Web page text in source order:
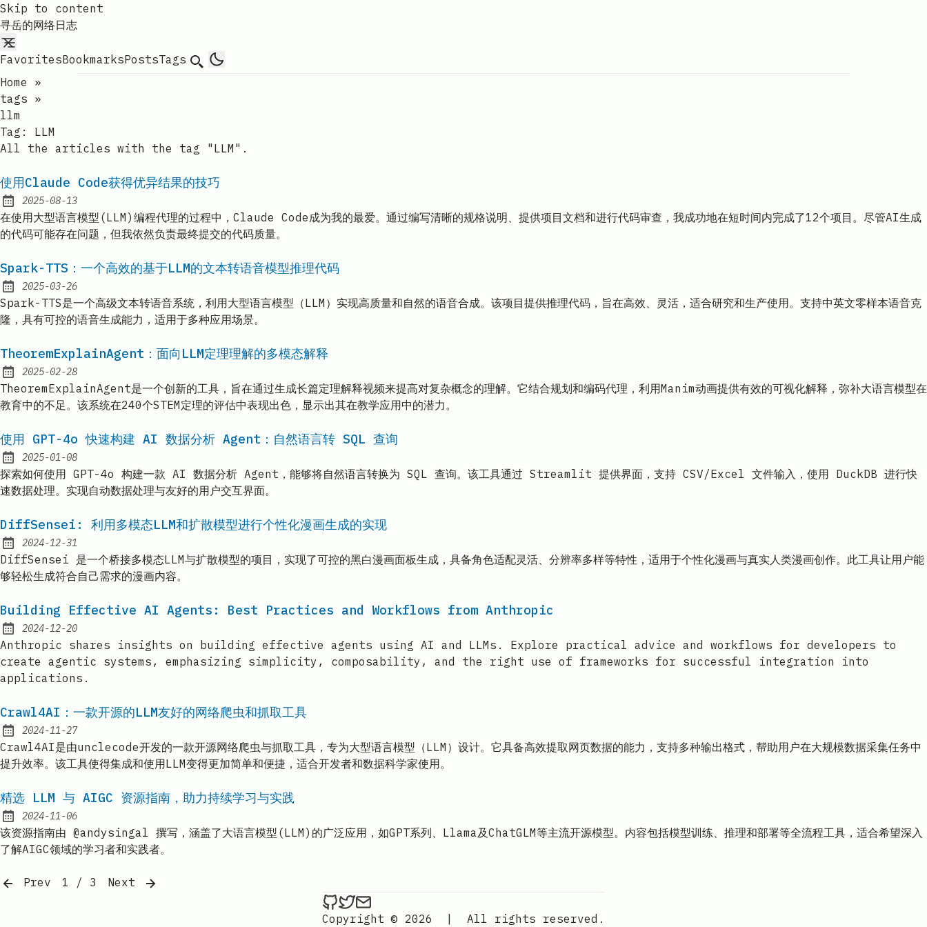
Skip to content
寻岳的网络日志
FavoritesBookmarksPostsTags Search
Home
»
tags »
llm
Tag: LLM
All the articles with the tag "LLM".
使用Claude Code获得优异结果的技巧
Published:
2025-08-13
在使用大型语言模型(LLM)编程代理的过程中，Claude Code成为我的最爱。通过编写清晰的规格说明、提供项目文档和进行代码审查，我成功地在短时间内完成了12个项目。尽管AI生成
的代码可能存在问题，但我依然负责最终提交的代码质量。
Spark-TTS：一个高效的基于LLM的文本转语音模型推理代码
Published:
2025-03-26
Spark-TTS是一个高级文本转语音系统，利用大型语言模型（LLM）实现高质量和自然的语音合成。该项目提供推理代码，旨在高效、灵活，适合研究和生产使用。支持中英文零样本语音克
隆，具有可控的语音生成能力，适用于多种应用场景。
TheoremExplainAgent：面向LLM定理理解的多模态解释
Published:
2025-02-28
TheoremExplainAgent是一个创新的工具，旨在通过生成长篇定理解释视频来提高对复杂概念的理解。它结合规划和编码代理，利用Manim动画提供有效的可视化解释，弥补大语言模型在
教育中的不足。该系统在240个STEM定理的评估中表现出色，显示出其在教学应用中的潜力。
使用 GPT-4o 快速构建 AI 数据分析 Agent：自然语言转 SQL 查询
Published:
2025-01-08
探索如何使用 GPT-4o 构建一款 AI 数据分析 Agent，能够将自然语言转换为 SQL 查询。该工具通过 Streamlit 提供界面，支持 CSV/Excel 文件输入，使用 DuckDB 进行快
速数据处理。实现自动数据处理与友好的用户交互界面。
DiffSensei: 利用多模态LLM和扩散模型进行个性化漫画生成的实现
Published:
2024-12-31
DiffSensei 是一个桥接多模态LLM与扩散模型的项目，实现了可控的黑白漫画面板生成，具备角色适配灵活、分辨率多样等特性，适用于个性化漫画与真实人类漫画创作。此工具让用户能
够轻松生成符合自己需求的漫画内容。
Building Effective AI Agents: Best Practices and Workflows from Anthropic
Published:
2024-12-20
Anthropic shares insights on building effective agents using AI and LLMs. Explore practical advice and workflows for developers to
create agentic systems, emphasizing simplicity, composability, and the right use of frameworks for successful integration into
applications.
Crawl4AI：一款开源的LLM友好的网络爬虫和抓取工具
Published:
2024-11-27
Crawl4AI是由unclecode开发的一款开源网络爬虫与抓取工具，专为大型语言模型（LLM）设计。它具备高效提取网页数据的能力，支持多种输出格式，帮助用户在大规模数据采集任务中
提升效率。该工具使得集成和使用LLM变得更加简单和便捷，适合开发者和数据科学家使用。
精选 LLM 与 AIGC 资源指南，助力持续学习与实践
Published:
2024-11-06
该资源指南由 @andysingal 撰写，涵盖了大语言模型(LLM)的广泛应用，如GPT系列、Llama及ChatGLM等主流开源模型。内容包括模型训练、推理和部署等全流程工具，适合希望深入
了解AIGC领域的学习者和实践者。
Prev 1 / 3
Next
ethan4768 on Github
ethan4768 on Twitter
Copyright © 2026
| All rights reserved.